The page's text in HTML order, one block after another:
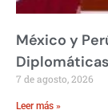
México y
Diplomáticas
7 de agosto, 2026
Leer más »